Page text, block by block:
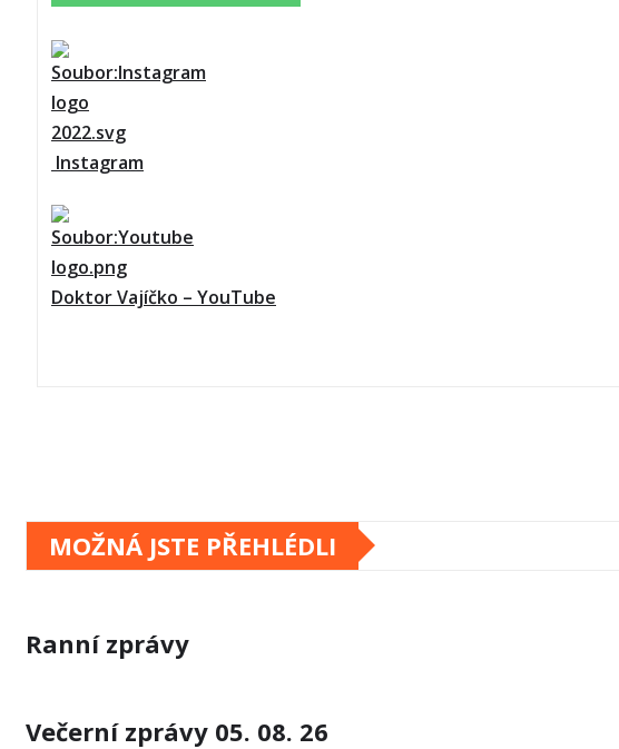
Instagram
Doktor Vajíčko – YouTube
MOŽNÁ JSTE PŘEHLÉDLI
Ranní zprávy
Večerní zprávy 05. 08. 26